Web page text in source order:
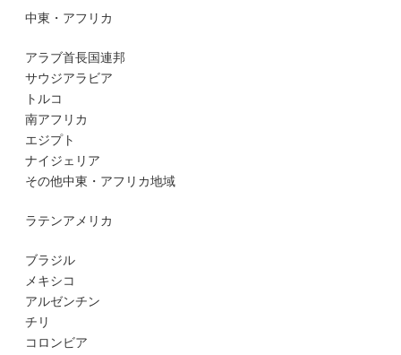
中東・アフリカ
アラブ首長国連邦
サウジアラビア
トルコ
南アフリカ
エジプト
ナイジェリア
その他中東・アフリカ地域
ラテンアメリカ
ブラジル
メキシコ
アルゼンチン
チリ
コロンビア